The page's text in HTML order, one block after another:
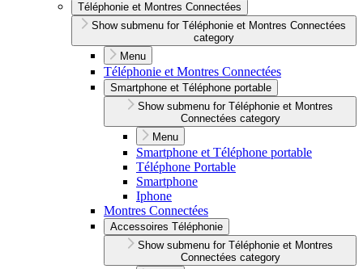
Téléphonie et Montres Connectées
Show submenu for Téléphonie et Montres Connectées
category
Menu
Téléphonie et Montres Connectées
Smartphone et Téléphone portable
Show submenu for Téléphonie et Montres
Connectées category
Menu
Smartphone et Téléphone portable
Téléphone Portable
Smartphone
Iphone
Montres Connectées
Accessoires Téléphonie
Show submenu for Téléphonie et Montres
Connectées category